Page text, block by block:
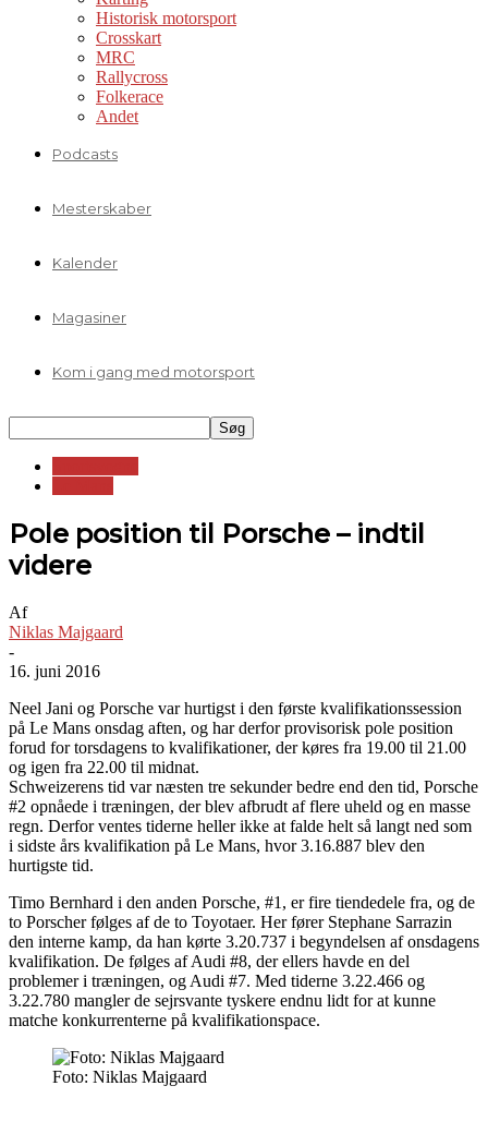
Historisk motorsport
Crosskart
MRC
Rallycross
Folkerace
Andet
Podcasts
Mesterskaber
Kalender
Magasiner
Kom i gang med motorsport
Pole position til Porsche – indtil
videre
Af
Niklas Majgaard
-
16. juni 2016
Neel Jani og Porsche var hurtigst i den første kvalifikationssession
på Le Mans onsdag aften, og har derfor provisorisk pole position
forud for torsdagens to kvalifikationer, der køres fra 19.00 til 21.00
og igen fra 22.00 til midnat.
Schweizerens tid var næsten tre sekunder bedre end den tid, Porsche
#2 opnåede i træningen, der blev afbrudt af flere uheld og en masse
regn. Derfor ventes tiderne heller ikke at falde helt så langt ned som
i sidste års kvalifikation på Le Mans, hvor 3.16.887 blev den
hurtigste tid.
Timo Bernhard i den anden Porsche, #1, er fire tiendedele fra, og de
to Porscher følges af de to Toyotaer. Her fører Stephane Sarrazin
den interne kamp, da han kørte 3.20.737 i begyndelsen af onsdagens
kvalifikation. De følges af Audi #8, der ellers havde en del
problemer i træningen, og Audi #7. Med tiderne 3.22.466 og
3.22.780 mangler de sejrsvante tyskere endnu lidt for at kunne
matche konkurrenterne på kvalifikationspace.
Foto: Niklas Majgaard